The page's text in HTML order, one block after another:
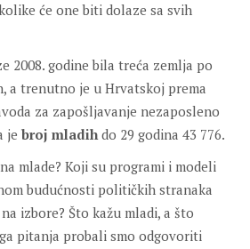
će one biti dolaze sa svih
2008. godine bila treća zemlja po
a trenutno je u Hrvatskoj prema
za zapošljavanje nezaposleno
je broj mladihdo 29 godina 43 776.
mlade? Koji su programi i modeli
budućnosti političkih stranaka
izbore? Što kažu mladi, a što
pitanja probali smo odgovoriti